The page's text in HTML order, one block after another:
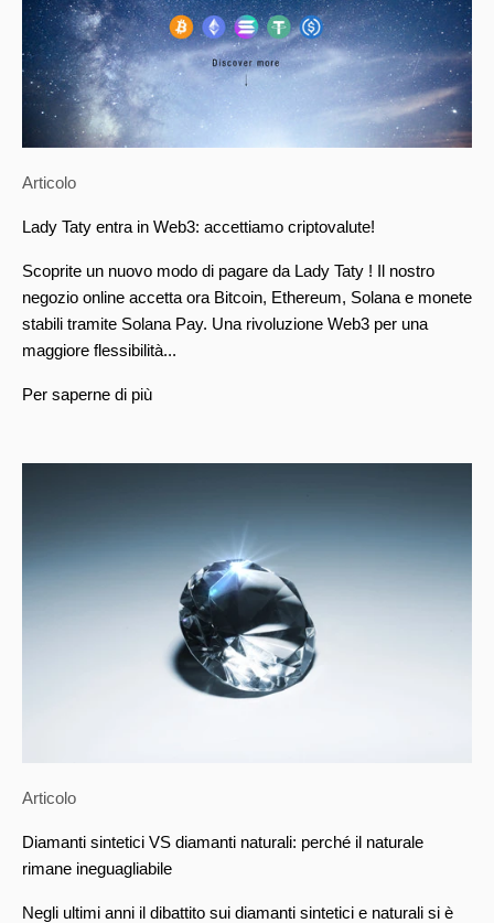
Articolo
Lady Taty entra in Web3: accettiamo criptovalute!
Scoprite un nuovo modo di pagare da Lady Taty ! Il nostro
negozio online accetta ora Bitcoin, Ethereum, Solana e monete
stabili tramite Solana Pay. Una rivoluzione Web3 per una
maggiore flessibilità...
Per saperne di più
Articolo
Diamanti sintetici VS diamanti naturali: perché il naturale
rimane ineguagliabile
Negli ultimi anni il dibattito sui diamanti sintetici e naturali si è